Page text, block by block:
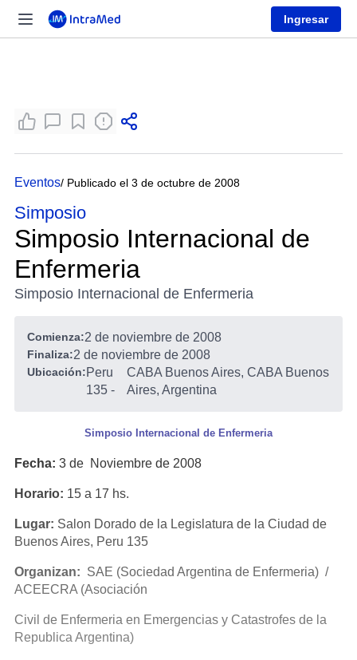
Ingresar
Eventos/ Publicado el 3 de octubre de 2008
Simposio
Simposio Internacional de
Enfermeria
Simposio Internacional de Enfermeria
Comienza:2 de noviembre de 2008
Finaliza:2 de noviembre de 2008
Ubicación:Peru
135 -
CABA Buenos Aires, CABA Buenos
Aires, Argentina
Simposio Internacional de Enfermeria
Fecha: 3 de Noviembre de 2008
Horario: 15 a 17 hs.
Lugar: Salon Dorado de la Legislatura de la Ciudad de
Buenos Aires, Peru 135
Organizan: SAE (Sociedad Argentina de Enfermeria) /
ACEECRA (Asociación
Civil de Enfermeria en Emergencias y Catastrofes de la
Republica Argentina)